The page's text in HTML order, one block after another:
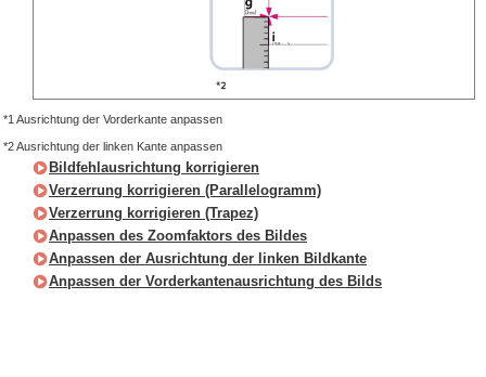
*1 Ausrichtung der Vorderkante anpassen
*2 Ausrichtung der linken Kante anpassen
Bildfehlausrichtung korrigieren
Verzerrung korrigieren (Parallelogramm)
Verzerrung korrigieren (Trapez)
Anpassen des Zoomfaktors des Bildes
Anpassen der Ausrichtung der linken Bildkante
Anpassen der Vorderkantenausrichtung des Bilds